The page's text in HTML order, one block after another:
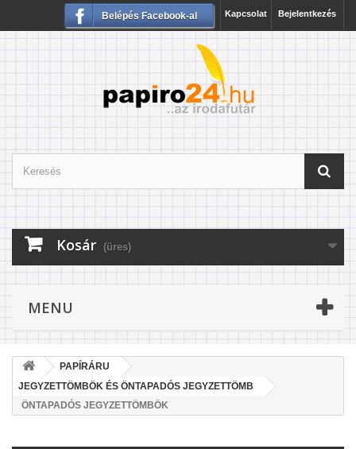
Bejelentkezés
Kapcsolat
Belépés Facebook-al
Kosár (üres)
MENU
PAPÍRÁRU
JEGYZETTÖMBÖK ÉS ÖNTAPADÓS JEGYZETTÖMB
ÖNTAPADÓS JEGYZETTÖMBÖK